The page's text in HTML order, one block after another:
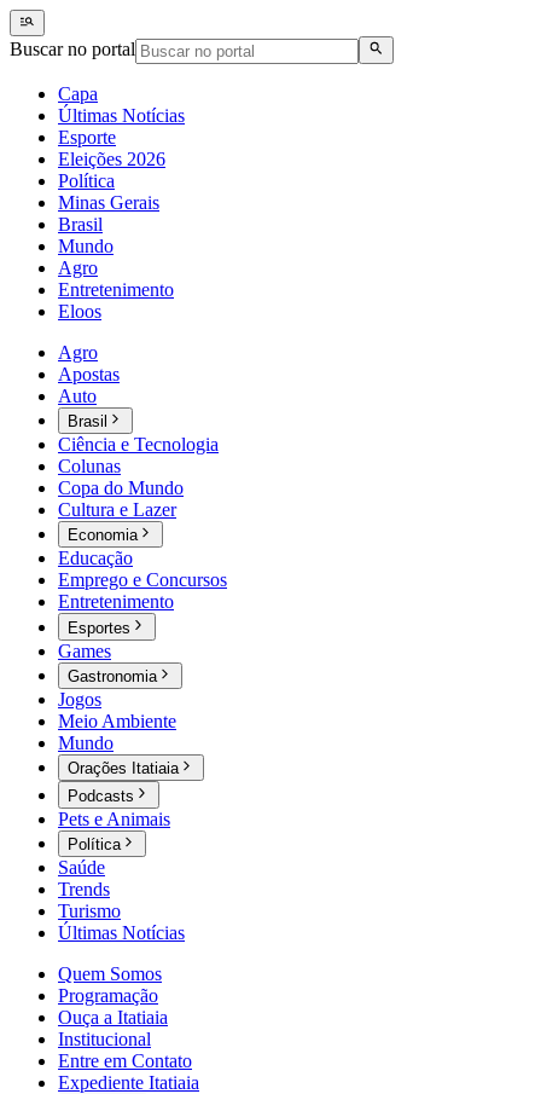
Buscar no portal
Capa
Últimas Notícias
Esporte
Eleições 2026
Política
Minas Gerais
Brasil
Mundo
Agro
Entretenimento
Eloos
Agro
Apostas
Auto
Brasil
Ciência e Tecnologia
Colunas
Copa do Mundo
Cultura e Lazer
Economia
Educação
Emprego e Concursos
Entretenimento
Esportes
Games
Gastronomia
Jogos
Meio Ambiente
Mundo
Orações Itatiaia
Podcasts
Pets e Animais
Política
Saúde
Trends
Turismo
Últimas Notícias
Quem Somos
Programação
Ouça a Itatiaia
Institucional
Entre em Contato
Expediente Itatiaia